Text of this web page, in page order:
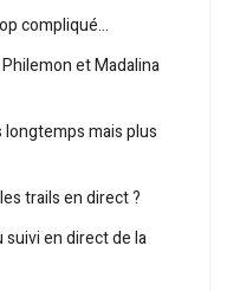
compliqué…
et Madalina
mais plus
trails en direct ?
suivi en direct de la